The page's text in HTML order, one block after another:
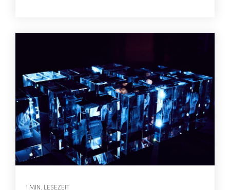
1 MIN. LESEZEIT